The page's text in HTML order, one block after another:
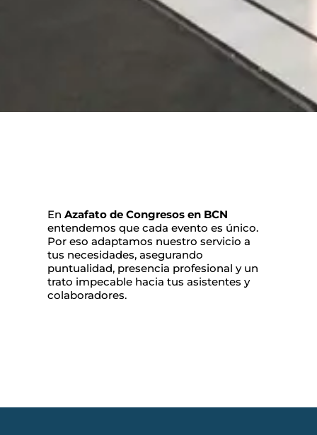
EnAzafato de Congresos en BCN
entendemos que cada evento es único.
Por eso adaptamos nuestro servicio a
tus necesidades, asegurando
puntualidad, presencia profesional y un
trato impecable hacia tus asistentes y
colaboradores.